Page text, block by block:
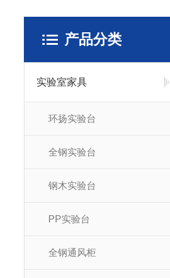
产品分类
实验室家具
环扬实验台
全钢实验台
钢木实验台
PP实验台
全钢通风柜